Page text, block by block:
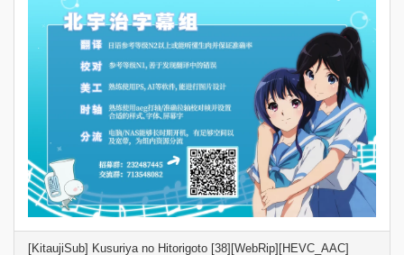
[KitaujiSub] Kusuriya no Hitorigoto [38][WebRip][HEVC_AAC]